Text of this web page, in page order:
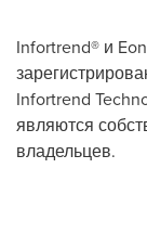
Infortrend® и
Infortrend
являются
владельцев.